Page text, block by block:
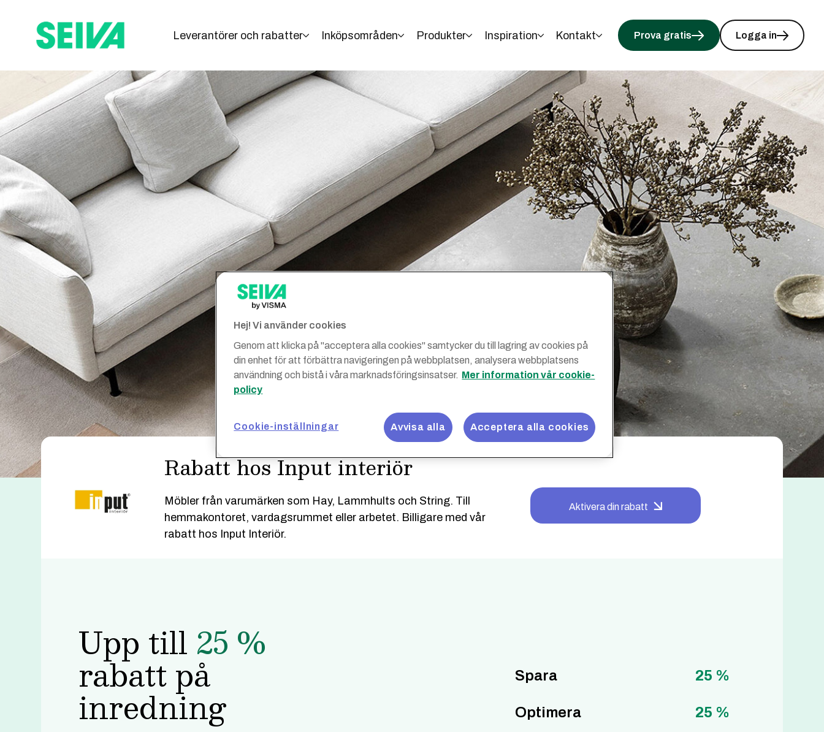
Leverantörer och rabatter Inköpsområden Produkter Inspiration Kontakt Prova gratis Logga in
Rabatt hos Input interiör
Möbler från varumärken som Hay, Lammhults och String. Till
hemmakontoret, vardagsrummet eller arbetet. Billigare med vår
rabatt hos Input Interiör.
Aktivera din rabatt
Upp till 25 %
rabatt på
inredning
Spara 25 %
Optimera 25 %
Hej! Vi använder cookies
Genom att klicka på "acceptera alla cookies" samtycker du till lagring av cookies på
din enhet för att förbättra navigeringen på webbplatsen, analysera webbplatsens
användning och bistå i våra marknadsföringsinsatser. Mer information vår cookie-
policy
Avvisa alla Acceptera alla cookies
Cookie-inställningar